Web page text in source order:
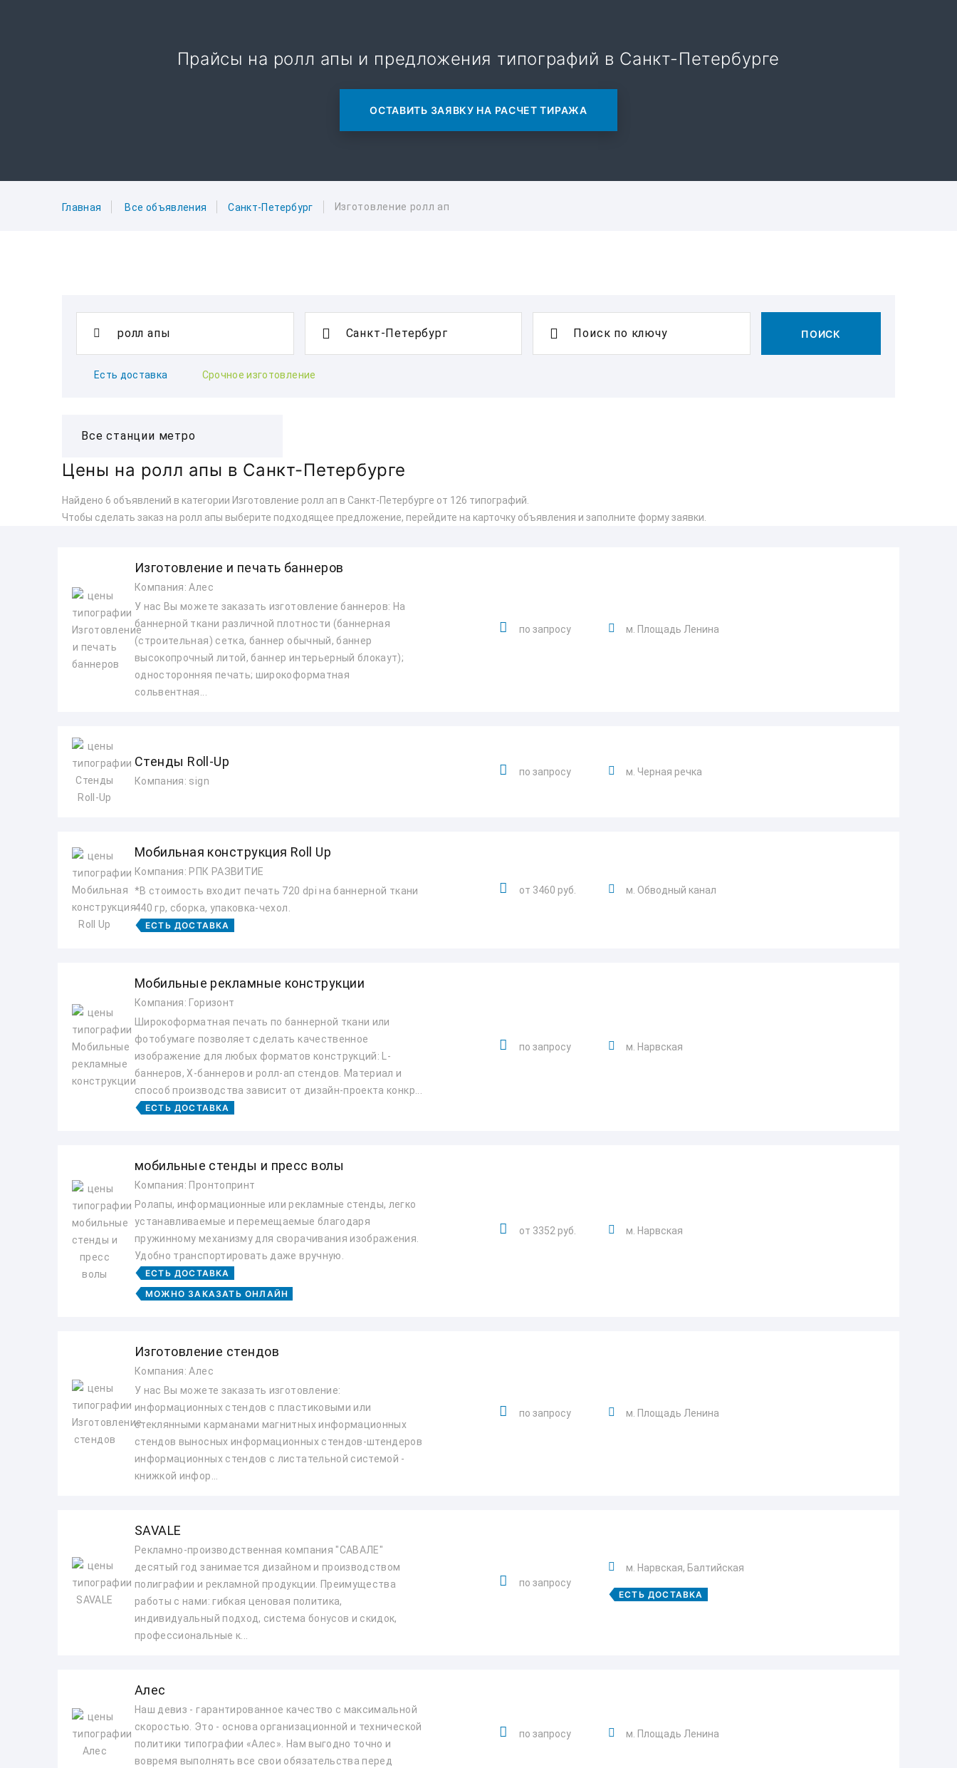
Прайсы на ролл апы и предложения типографий в Санкт-Петербурге
ОСТАВИТЬ ЗАЯВКУ НА РАСЧЕТ ТИРАЖА
Главная Все объявления Санкт-Петербург Изготовление ролл ап
Поиск по ключу ПОИСК
Есть доставка Срочное изготовление
Цены на ролл апы в Санкт-Петербурге
Найдено 6 объявлений в категории Изготовление ролл ап в Санкт-Петербурге от 126 типографий.
Чтобы сделать заказ на ролл апы выберите подходящее предложение, перейдите на карточку объявления и заполните форму заявки.
Изготовление и печать баннеров
Компания: Алес
У нас Вы можете заказать изготовление баннеров: На
баннерной ткани различной плотности (баннерная
(строительная) сетка, баннер обычный, баннер
высокопрочный литой, баннер интерьерный блокаут);
односторонняя печать; широкоформатная
сольвентная...
по запросу м. Площадь Ленина
Стенды Roll-Up
Компания: sign
по запросу м. Черная речка
Мобильная конструкция Roll Up
Компания: РПК РАЗВИТИЕ
*В стоимость входит печать 720 dpi на баннерной ткани
440 гр, сборка, упаковка-чехол.
ЕСТЬ ДОСТАВКА
от 3460 руб. м. Обводный канал
Мобильные рекламные конструкции
Компания: Горизонт
Широкоформатная печать по баннерной ткани или
фотобумаге позволяет сделать качественное
изображение для любых форматов конструкций: L-
баннеров, X-баннеров и ролл-ап стендов. Материал и
способ производства зависит от дизайн-проекта конкр...
ЕСТЬ ДОСТАВКА
по запросу м. Нарвская
мобильные стенды и пресс волы
Компания: Пронтопринт
Ролапы, информационные или рекламные стенды, легко
устанавливаемые и перемещаемые благодаря
пружинному механизму для сворачивания изображения.
Удобно транспортировать даже вручную.
ЕСТЬ ДОСТАВКА
МОЖНО ЗАКАЗАТЬ ОНЛАЙН
от 3352 руб. м. Нарвская
Изготовление стендов
Компания: Алес
У нас Вы можете заказать изготовление:
информационных стендов с пластиковыми или
стеклянными карманами магнитных информационных
стендов выносных информационных стендов-штендеров
информационных стендов с листательной системой -
книжкой инфор...
по запросу м. Площадь Ленина
SAVALE
Рекламно-производственная компания "САВАЛЕ"
десятый год занимается дизайном и производством
полиграфии и рекламной продукции. Преимущества
работы с нами: гибкая ценовая политика,
индивидуальный подход, система бонусов и скидок,
профессиональные к...
по запросу
м. Нарвская, Балтийская
ЕСТЬ ДОСТАВКА
Алес
Наш девиз - гарантированное качество с максимальной
скоростью. Это - основа организационной и технической
политики типографии «Алес». Нам выгодно точно и
вовремя выполнять все свои обязательства перед
по запросу м. Площадь Ленина